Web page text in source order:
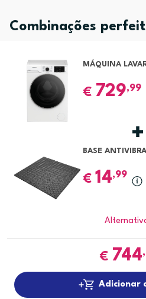
Combinações
MÁQUINA
€ 729,99
BASE
€ 14,99
€ 744
Adicionar